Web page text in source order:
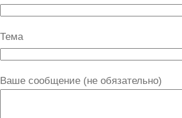
Тема
Ваше сообщение (не обязательно)